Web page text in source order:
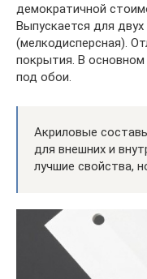
демократичной
Выпускается для
(мелкодисперсная).
покрытия. В основном
под обои.
Акриловые
для внешних и
лучшие свойства,